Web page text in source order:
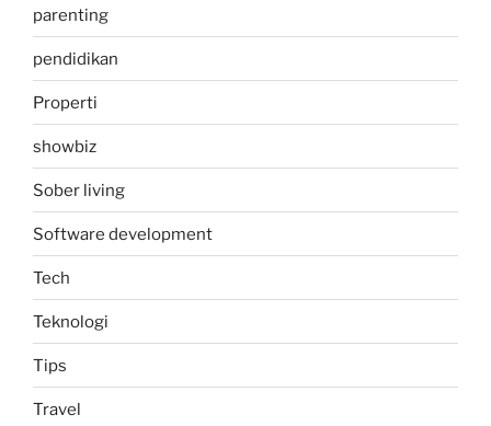
parenting
pendidikan
Properti
showbiz
Sober living
Software development
Tech
Teknologi
Tips
Travel